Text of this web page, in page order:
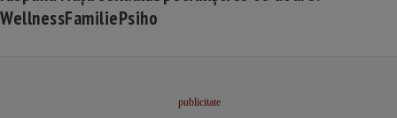
WellnessFamiliePsiho